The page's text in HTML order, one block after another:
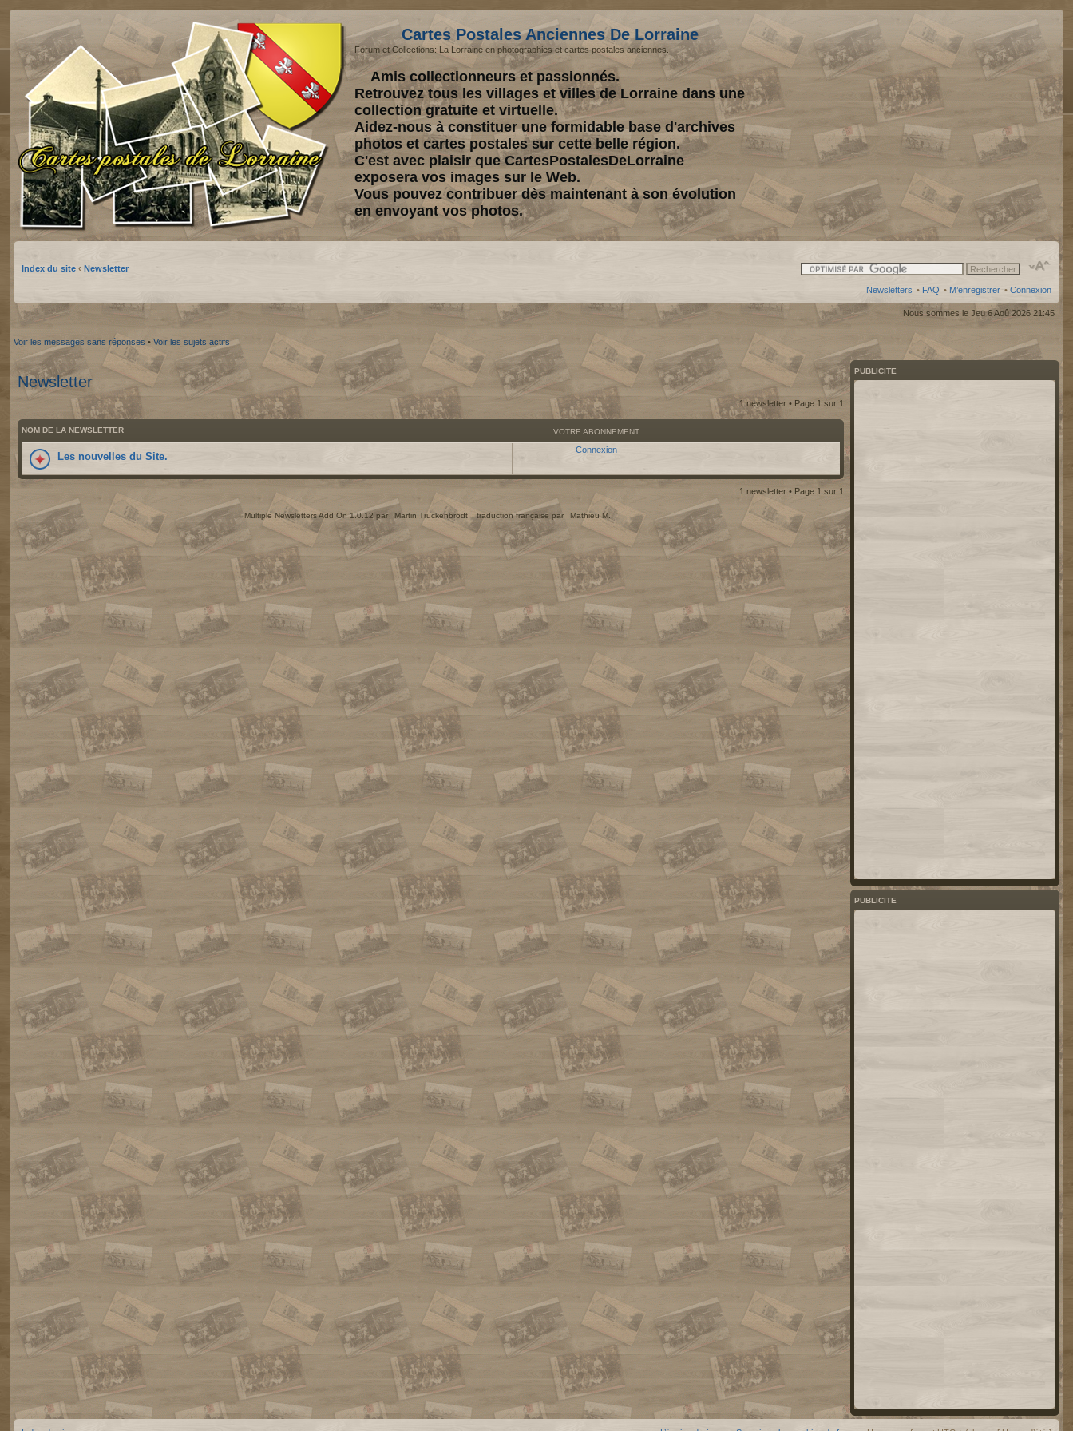
Cartes Postales Anciennes De Lorraine
Forum et Collections: La Lorraine en photographies et cartes postales anciennes.
Amis collectionneurs et passionnés.
Retrouvez tous les villages et villes de Lorraine dans une
collection gratuite et virtuelle.
Aidez-nous à constituer une formidable base d'archives
photos et cartes postales sur cette belle région.
C'est avec plaisir que CartesPostalesDeLorraine
exposera vos images sur le Web.
Vous pouvez contribuer dès maintenant à son évolution
en envoyant vos photos.
Index du site ‹ Newsletter
Newsletters • FAQ • M’enregistrer • Connexion
Nous sommes le Jeu 6 Aoû 2026 21:45
Voir les messages sans réponses • Voir les sujets actifs
Newsletter
1 newsletter • Page 1 sur 1
NOM DE LA NEWSLETTER VOTRE ABONNEMENT
Les nouvelles du Site.
Connexion
1 newsletter • Page 1 sur 1
Multiple Newsletters Add On 1.0.12 par Martin Truckenbrodt , traduction française par Mathieu M. .
PUBLICITE
PUBLICITE